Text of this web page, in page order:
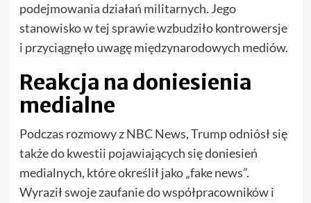
podejmowania działań militarnych. Jego
stanowisko w tej sprawie wzbudziło kontrowersje
i przyciągnęło uwagę międzynarodowych mediów.
Reakcja na doniesienia
medialne
Podczas rozmowy z NBC News, Trump odniósł się
także do kwestii pojawiających się doniesień
medialnych, które określił jako „fake news”.
Wyraził swoje zaufanie do współpracowników i